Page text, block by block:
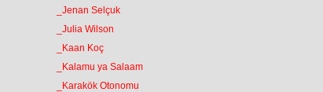
_Jenan Selçuk
_Julia Wilson
_Kaan Koç
_Kalamu ya Salaam
_Karakök Otonomu